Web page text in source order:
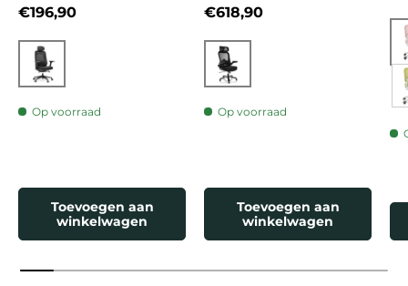
Reguliere prijs
€196,90
Zwart
Op voorraad
Toevoegen aan
winkelwagen
Reguliere prijs
€618,90
Zwart
Op voorraad
Toevoegen aan
winkelwagen